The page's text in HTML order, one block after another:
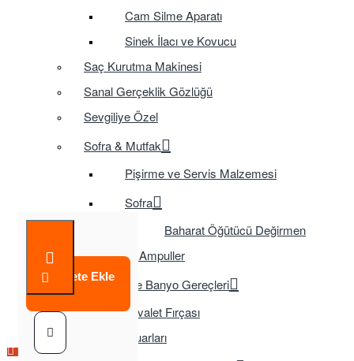
Cam Silme Aparatı
Sinek İlacı ve Kovucu
Saç Kurutma Makinesi
Sanal Gerçeklik Gözlüğü
Sevgiliye Özel
Sofra & Mutfak
Pişirme ve Servis Malzemesi
Sofra
Baharat Öğütücü Değirmen
Tasarruflu Ampuller
Temizlik ve Banyo Gereçleri
Tuvalet Fırçası
TV Aksesuarları
Sepete Ekle
Çok Satılan Ürün